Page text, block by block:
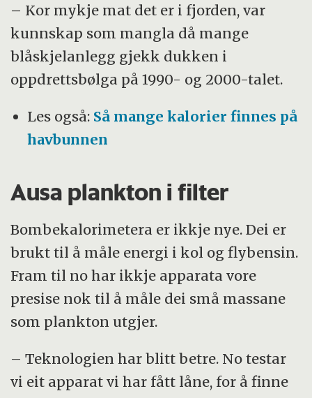
– Kor mykje mat det er i fjorden, var
kunnskap som mangla då mange
blåskjelanlegg gjekk dukken i
oppdrettsbølga på 1990- og 2000-talet.
Les også: Så mange kalorier finnes på
havbunnen
Ausa plankton i filter
Bombekalorimetera er ikkje nye. Dei er
brukt til å måle energi i kol og flybensin.
Fram til no har ikkje apparata vore
presise nok til å måle dei små massane
som plankton utgjer.
– Teknologien har blitt betre. No testar
vi eit apparat vi har fått låne, for å finne